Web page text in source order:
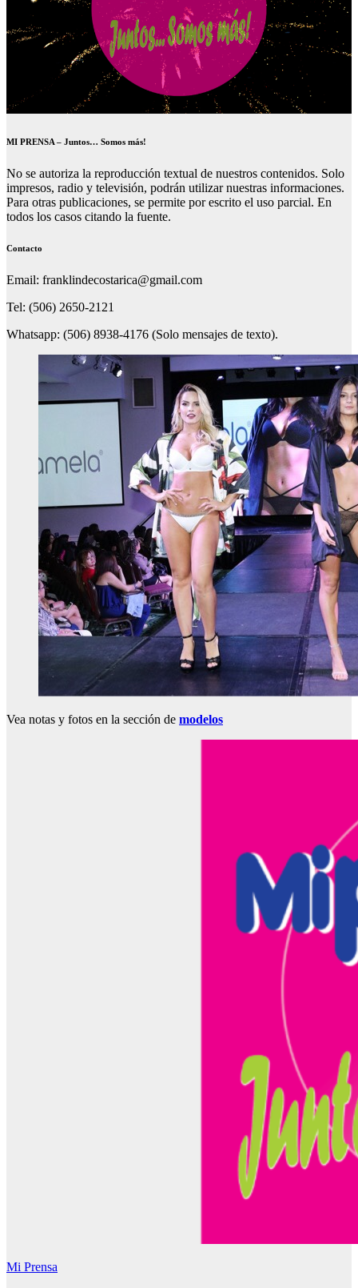
MI PRENSA – Juntos… Somos más!
No se autoriza la reproducción textual de nuestros contenidos. Solo
impresos, radio y televisión, podrán utilizar nuestras informaciones.
Para otras publicaciones, se permite por escrito el uso parcial. En
todos los casos citando la fuente.
Contacto
Email: franklindecostarica@gmail.com
Tel: (506) 2650-2121
Whatsapp: (506) 8938-4176 (Solo mensajes de texto).
Vea notas y fotos en la sección de modelos
Mi Prensa